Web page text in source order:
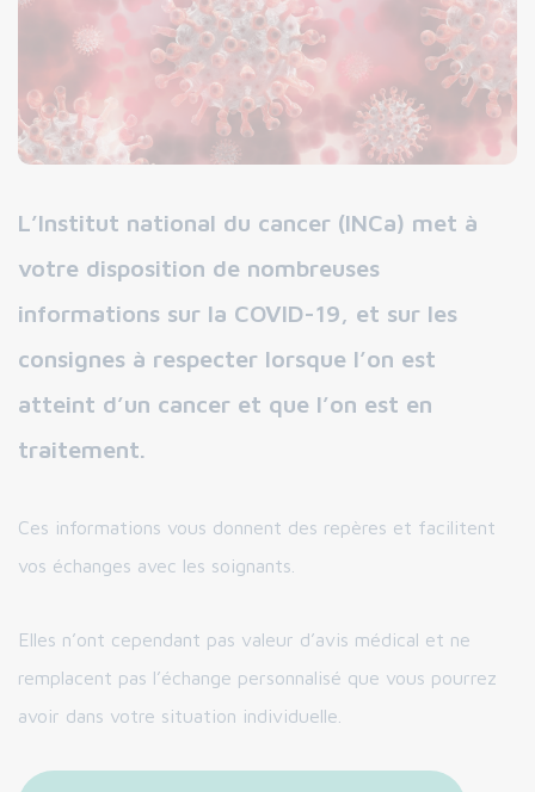
L’Institut national du cancer (INCa) met à
votre disposition de nombreuses
informations sur la COVID-19, et sur les
consignes à respecter lorsque l’on est
atteint d’un cancer et que l’on est en
traitement.
Ces informations vous donnent des repères et facilitent
vos échanges avec les soignants.
Elles n’ont cependant pas valeur d’avis médical et ne
remplacent pas l’échange personnalisé que vous pourrez
avoir dans votre situation individuelle.